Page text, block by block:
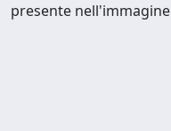
presente nell'immagine